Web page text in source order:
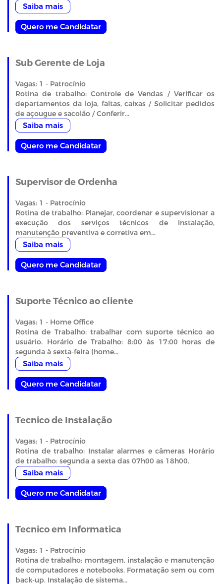
Saiba mais
Quero me Candidatar
Sub Gerente de Loja
Vagas: 1 - Patrocínio
Rotina de trabalho: Controle de Vendas / Verificar os
departamentos da loja, faltas, caixas / Solicitar pedidos
de açougue e sacolão / Conferir...
Saiba mais
Quero me Candidatar
Supervisor de Ordenha
Vagas: 1 - Patrocínio
Rotina de trabalho: Planejar, coordenar e supervisionar a
execução dos serviços técnicos de instalação,
manutenção preventiva e corretiva em...
Saiba mais
Quero me Candidatar
Suporte Técnico ao cliente
Vagas: 1 - Home Office
Rotina de Trabalho: trabalhar com suporte técnico ao
usuário. Horário de Trabalho: 8:00 às 17:00 horas de
segunda à sexta-feira (home...
Saiba mais
Quero me Candidatar
Tecnico de Instalação
Vagas: 1 - Patrocínio
Rotina de trabalho: Instalar alarmes e câmeras Horário
de trabalho: segunda a sexta das 07h00 as 18h00.
Saiba mais
Quero me Candidatar
Tecnico em Informatica
Vagas: 1 - Patrocínio
Rotina de trabalho: montagem, instalação e manutenção
de computadores e notebooks. Formatação sem ou com
back-up. Instalação de sistema...